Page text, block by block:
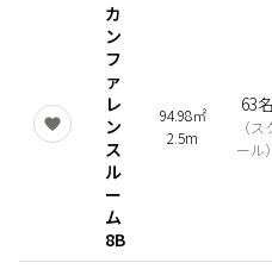
カ
ン
フ
ァ
レ
ン
ス
ル
ー
ム
8B
94.98㎡
2.5m
63名
（ス
ール）